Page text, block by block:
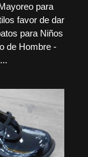
para
favor de dar
para Niños
de Hombre -